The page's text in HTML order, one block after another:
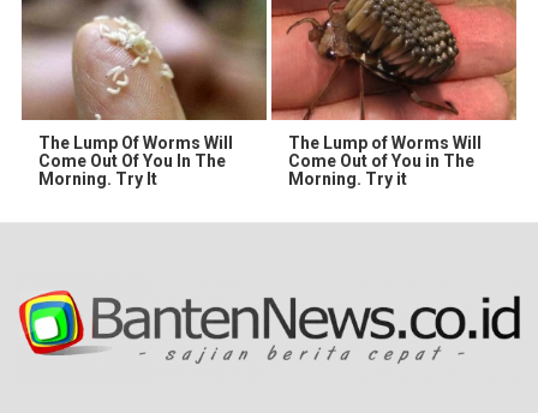
The Lump Of Worms Will
Come Out Of You In The
Morning. Try It
The Lump of Worms Will
Come Out of You in The
Morning. Try it